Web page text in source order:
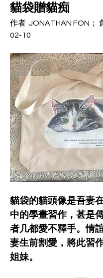
貓袋贈貓痴
作者  JONATHAN FON；
02-10
貓袋的貓頭像是吾妻
中的學畫習作，甚是
者几都愛不釋手。情
妻生前割愛，將此習
姐妹。